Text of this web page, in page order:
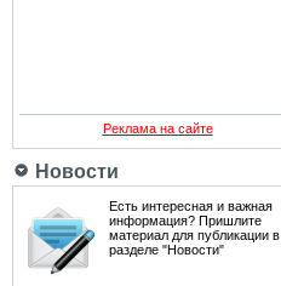
Реклама на сайте
Новости
Есть интересная и важная
информация? Пришлите
материал для публикации в
разделе "Новости"